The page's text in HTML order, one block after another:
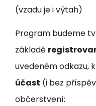
(vzadu je i výtah)
Program budeme
základě
uvedeném odkazu,
účast (i bez
občerstvení: